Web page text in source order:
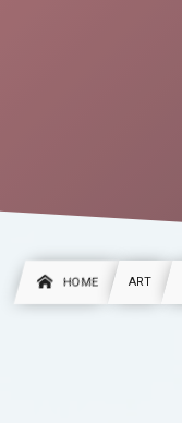
HOME ART